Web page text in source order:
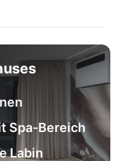
Spa-Bereich
Labin